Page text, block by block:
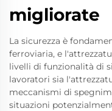
migliorate
La sicurezza è
ferroviaria, e
livelli di funzionalità di
lavoratori sia
meccanismi di
situazioni